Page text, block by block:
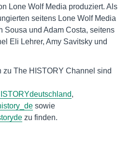
Lone Wolf Media produziert. Als
seitens Lone Wolf Media
Sousa und Adam Costa, seitens
Eli Lehrer, Amy Savitsky und
zu The HISTORY Channel sind
,
sowie
zu finden.